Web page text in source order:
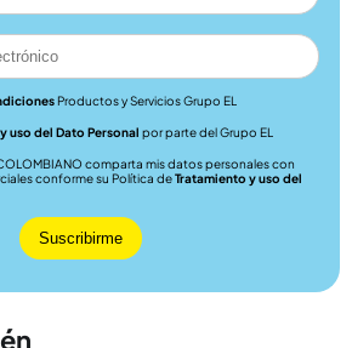
Productos y Servicios Grupo EL
uso del Dato Personal por parte del Grupo EL
comparta mis datos personales con
conforme su Política deTratamiento y uso del